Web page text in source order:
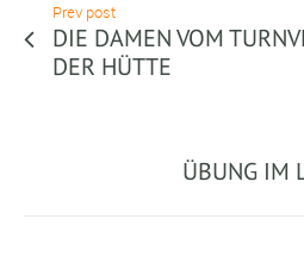
Prev post
DIE DAMEN VOM
DER HÜTTE
ÜBUNG IM